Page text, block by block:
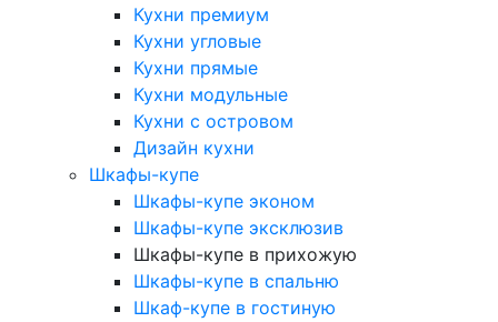
Кухни премиум
Кухни угловые
Кухни прямые
Кухни модульные
Кухни с островом
Дизайн кухни
Шкафы-купе
Шкафы-купе эконом
Шкафы-купе эксклюзив
Шкафы-купе в прихожую
Шкафы-купе в спальню
Шкаф-купе в гостиную